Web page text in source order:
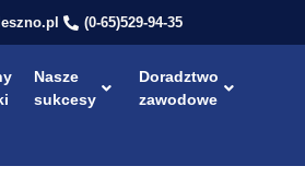
(0-65)529-94-35
Nasze
sukcesy
Doradztwo
zawodowe